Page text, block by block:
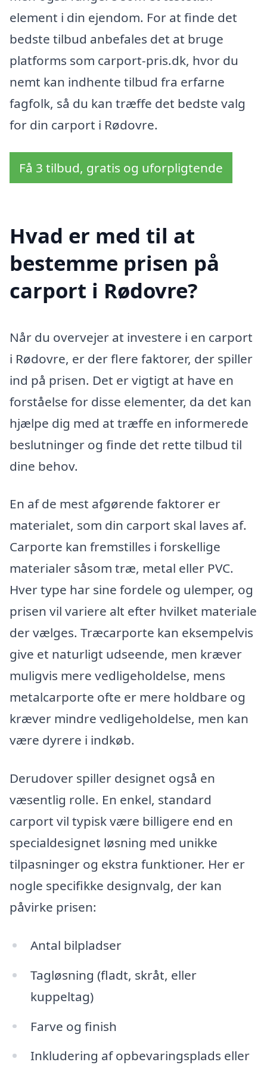
element i din ejendom. For at finde det
bedste tilbud anbefales det at bruge
platforms som carport-pris.dk, hvor du
nemt kan indhente tilbud fra erfarne
fagfolk, så du kan træffe det bedste valg
for din carport i Rødovre.
Få 3 tilbud, gratis og uforpligtende
Hvad er med til at
bestemme prisen på
carport i Rødovre?
Når du overvejer at investere i en carport
i Rødovre, er der flere faktorer, der spiller
ind på prisen. Det er vigtigt at have en
forståelse for disse elementer, da det kan
hjælpe dig med at træffe en informerede
beslutninger og finde det rette tilbud til
dine behov.
En af de mest afgørende faktorer er
materialet, som din carport skal laves af.
Carporte kan fremstilles i forskellige
materialer såsom træ, metal eller PVC.
Hver type har sine fordele og ulemper, og
prisen vil variere alt efter hvilket materiale
der vælges. Træcarporte kan eksempelvis
give et naturligt udseende, men kræver
muligvis mere vedligeholdelse, mens
metalcarporte ofte er mere holdbare og
kræver mindre vedligeholdelse, men kan
være dyrere i indkøb.
Derudover spiller designet også en
væsentlig rolle. En enkel, standard
carport vil typisk være billigere end en
specialdesignet løsning med unikke
tilpasninger og ekstra funktioner. Her er
nogle specifikke designvalg, der kan
påvirke prisen:
Antal bilpladser
Tagløsning (fladt, skråt, eller
kuppeltag)
Farve og finish
Inkludering af opbevaringsplads eller